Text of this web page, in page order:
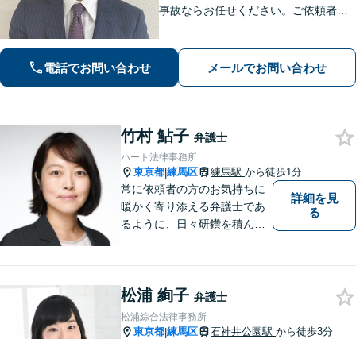
事故ならお任せください。ご依頼者様
張対応も可能です。【土日・夜間相談
◎】
電話でお問い合わせ メールでお問い合わせ
竹村 鮎子 弁護士
ハート法律事務所
東京都|練馬区 練馬駅 から徒歩1分
常に依頼者の方のお気持ちに
暖かく寄り添える弁護士であ
るように、日々研鑽を積んで
相談を多く受けております。
皆様が明るい未来を進めるよ
うに、法律の面から力になり
詳細を見
る
松浦 絢子 弁護士
松浦綜合法律事務所
東京都|練馬区 石神井公園駅 から徒歩3分